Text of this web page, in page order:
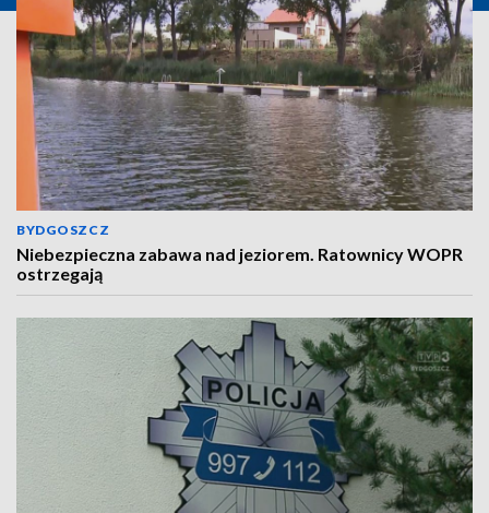
BYDGOSZCZ
Niebezpieczna zabawa nad jeziorem. Ratownicy WOPR
ostrzegają